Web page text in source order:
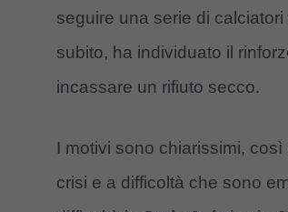
seguire una serie di
subito, ha individuato il
incassare un rifiuto secco.
I motivi sono chiarissimi,
crisi e a difficoltà che sono